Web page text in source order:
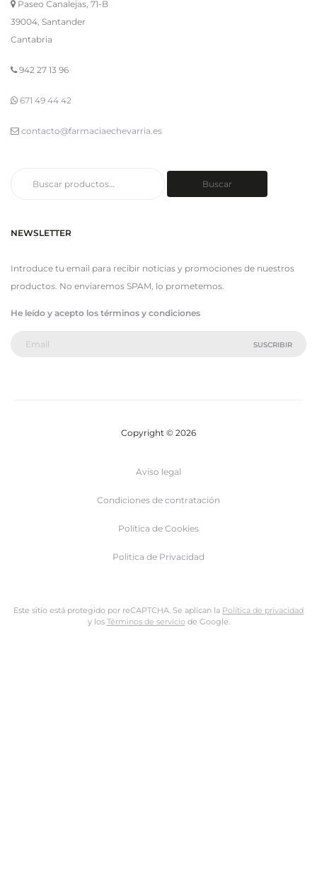
Paseo Canalejas, 71-B
39004, Santander
Cantabria
942 27 13 96
671 49 44 42
contacto@farmaciaechevarria.es
Buscar
NEWSLETTER
Introduce tu email para recibir noticias y promociones de nuestros
productos. No enviaremos SPAM, lo prometemos.
He leído y acepto los términos y condiciones
Copyright © 2026
Aviso legal
Condiciones de contratación
Política de Cookies
Politica de Privacidad
Este sitio está protegido por reCAPTCHA. Se aplican la Política de privacidad
y los Términos de serviciode Google.